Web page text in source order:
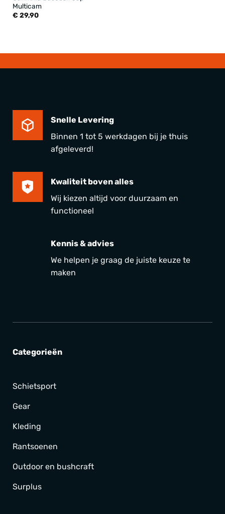
Multicam
€ 29,90
Snelle Levering
Binnen 1 tot 5 werkdagen bij je thuis
afgeleverd!
Kwaliteit boven alles
Wij kiezen altijd voor duurzaam en
functioneel
Kennis & advies
We helpen je graag de juiste keuze te
maken
Categorieën
Schietsport
Gear
Kleding
Rantsoenen
Outdoor en bushcraft
Surplus